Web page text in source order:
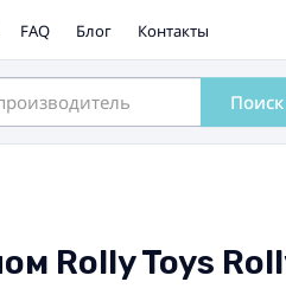
FAQ Блог Контакты
Поиск
Rolly Toys